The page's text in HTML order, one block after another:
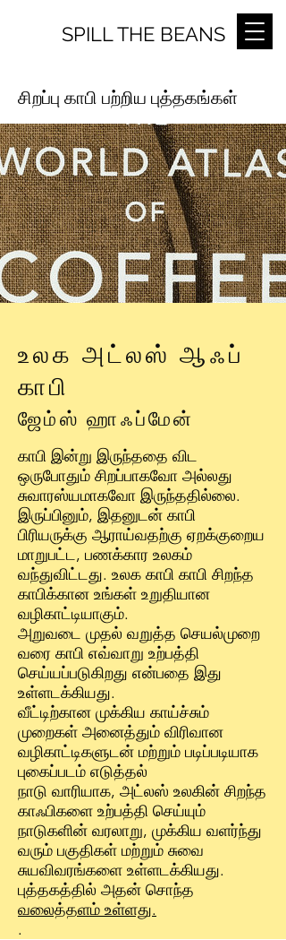
SPILL THE BEANS
உலக அட்லஸ் ஆஃப்
காபி
ஜேம்ஸ் ஹாஃப்மேன்
காபி இன்று இருந்ததை விட
ஒருபோதும் சிறப்பாகவோ அல்லது
சுவாரஸ்யமாகவோ இருந்ததில்லை.
இருப்பினும், இதனுடன் காபி
பிரியருக்கு ஆராய்வதற்கு ஏறக்குறைய
மாறுபட்ட, பணக்கார உலகம்
வந்துவிட்டது. உலக காபி காபி சிறந்த
காபிக்கான உங்கள் உறுதியான
வழிகாட்டியாகும்.
அறுவடை முதல் வறுத்த செயல்முறை
வரை காபி எவ்வாறு உற்பத்தி
செய்யப்படுகிறது என்பதை இது
உள்ளடக்கியது.
வீட்டிற்கான முக்கிய காய்ச்சும்
முறைகள் அனைத்தும் விரிவான
வழிகாட்டிகளுடன் மற்றும் படிப்படியாக
புகைப்படம் எடுத்தல்
நாடு வாரியாக, அட்லஸ் உலகின் சிறந்த
காஃபிகளை உற்பத்தி செய்யும்
நாடுகளின் வரலாறு, முக்கிய வளர்ந்து
வரும் பகுதிகள் மற்றும் சுவை
சுயவிவரங்களை உள்ளடக்கியது.
புத்தகத்தில் அதன் சொந்த
வலைத்தளம் உள்ளது.
.
சிறப்பு காபி பற்றிய புத்தகங்கள்